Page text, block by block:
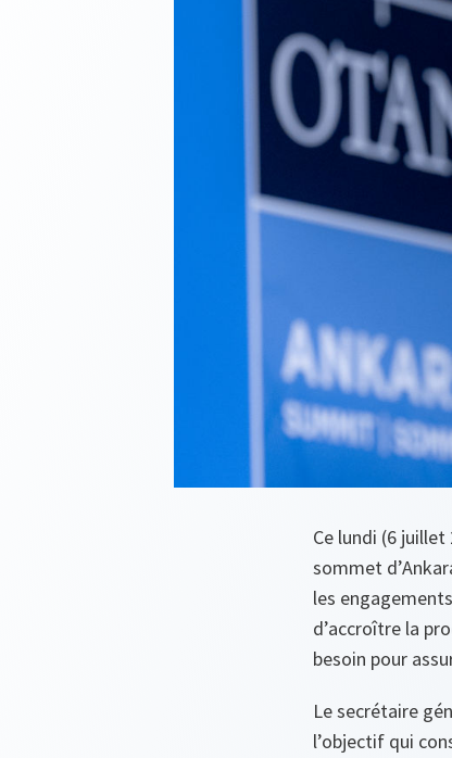
Ce lundi (6
sommet
les
d’accroître la
besoin pour
Le secrétaire
l’objectif qui